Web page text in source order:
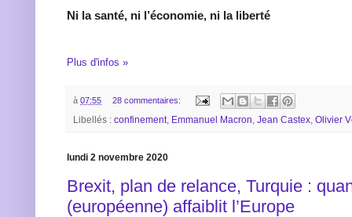
Ni la santé, ni l’économie, ni la liberté
Plus d'infos »
à 07:55 28 commentaires:
Libellés : confinement, Emmanuel Macron, Jean Castex, Olivier
lundi 2 novembre 2020
Brexit, plan de relance, Turquie :
(européenne) affaiblit l’Europe